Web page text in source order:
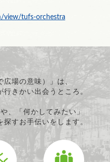
view/tufs-orchestra
広場の意味）」は、
きかい出会うところ。
、「何かしてみたい」
探すお手伝いをします。